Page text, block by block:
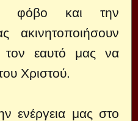
φόβο και την
ακινητοποιήσουν
τον εαυτό μας να
Χριστού.
ενέργεια μας στο